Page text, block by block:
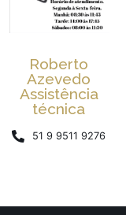
Roberto
Azevedo
Assistência
técnica
51 9 9511 9276